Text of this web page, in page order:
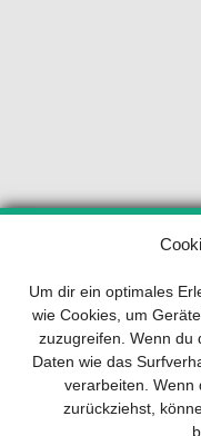
Um dir ein optimales
wie Cookies, um
zuzugreifen. Wenn du
Daten wie das
verarbeiten. Wenn
zurückziehst,
Ihr